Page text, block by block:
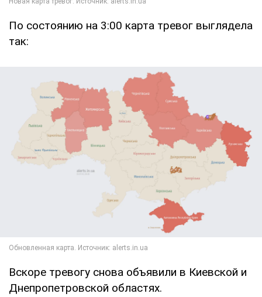
По состоянию на 3:00 карта тревог выглядела
так:
Вскоре тревогу снова объявили в Киевской и
Днепропетровской областях.